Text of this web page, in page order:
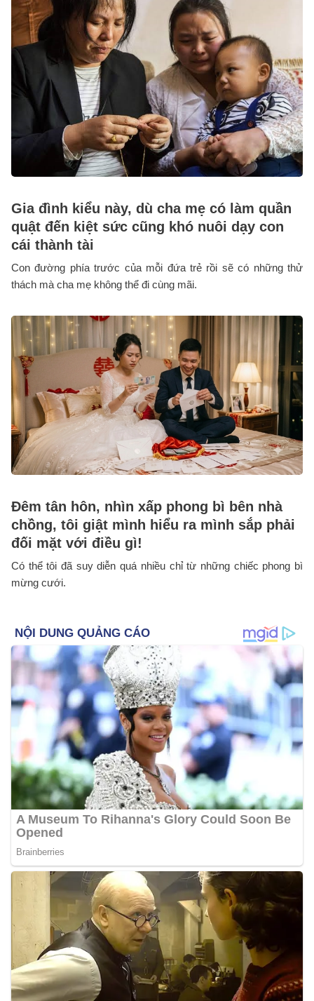
Gia đình kiểu này, dù cha mẹ có làm quần
quật đến kiệt sức cũng khó nuôi dạy con
cái thành tài
Con đường phía trước của mỗi đứa trẻ rồi sẽ có những thử
thách mà cha mẹ không thể đi cùng mãi.
Đêm tân hôn, nhìn xấp phong bì bên nhà
chồng, tôi giật mình hiểu ra mình sắp phải
đối mặt với điều gì!
Có thể tôi đã suy diễn quá nhiều chỉ từ những chiếc phong bì
mừng cưới.